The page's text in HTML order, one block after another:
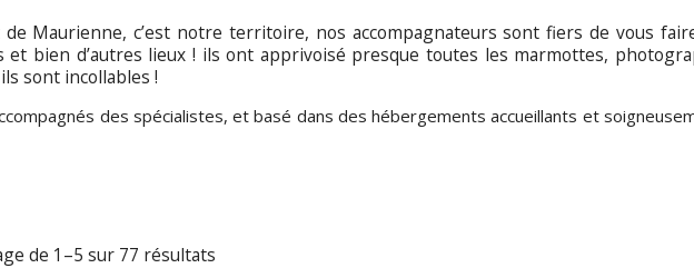
Maurienne, c’est notre territoire, nos accompagnateurs sont fiers de vous
et bien d’autres lieux ! ils ont apprivoisé presque toutes les marmottes,
sont incollables !
des spécialistes, et basé dans des hébergements accueillants et
de 1–5 sur 77 résultats